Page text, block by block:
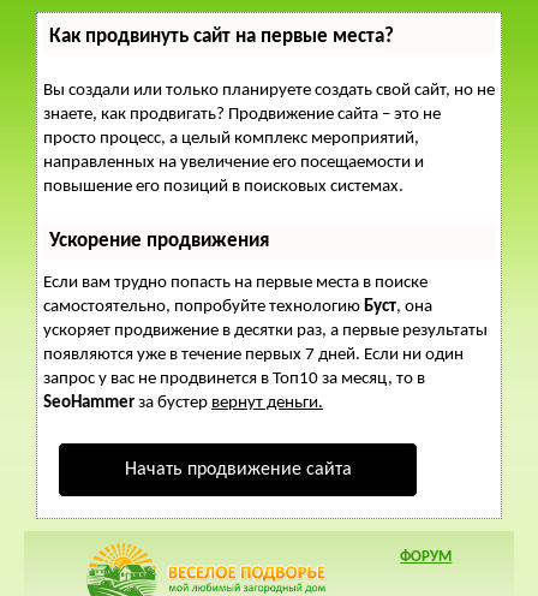
Как продвинуть сайт на первые места?
Вы создали или только планируете создать свой сайт, но не
знаете, как продвигать? Продвижение сайта – это не
просто процесс, а целый комплекс мероприятий,
направленных на увеличение его посещаемости и
повышение его позиций в поисковых системах.
Ускорение продвижения
Если вам трудно попасть на первые места в поиске
самостоятельно, попробуйте технологию Буст, она
ускоряет продвижение в десятки раз, а первые результаты
появляются уже в течение первых 7 дней. Если ни один
запрос у вас не продвинется в Топ10 за месяц, то в
SeoHammer за бустер вернут деньги.
Начать продвижение сайта
ФОРУМ